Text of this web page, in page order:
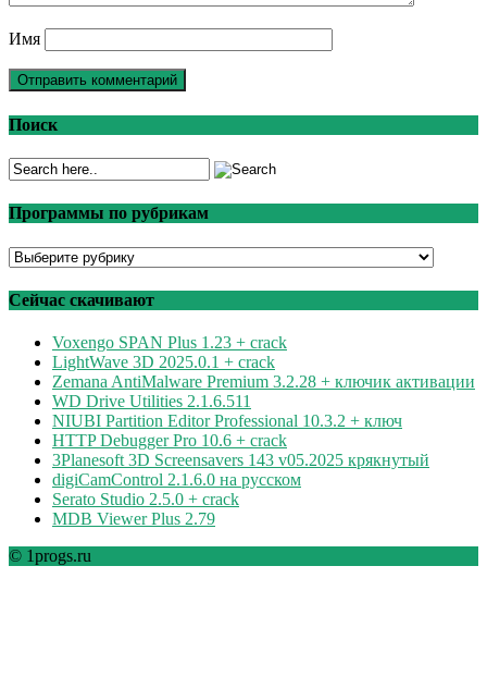
Имя
Поиск
Программы по рубрикам
Программы
рубрикам
Сейчас скачивают
Voxengo SPAN Plus 1.23 + crack
LightWave 3D 2025.0.1 + crack
Zemana AntiMalware Premium 3.2.28 + ключик активации
WD Drive Utilities 2.1.6.511
NIUBI Partition Editor Professional 10.3.2 + ключ
HTTP Debugger Pro 10.6 + crack
3Planesoft 3D Screensavers 143 v05.2025 крякнутый
digiCamControl 2.1.6.0 на русском
Serato Studio 2.5.0 + crack
MDB Viewer Plus 2.79
© 1progs.ru